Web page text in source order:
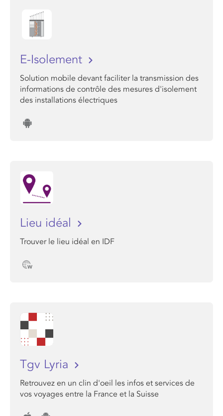
E-Isolement
Solution mobile devant faciliter la transmission des
informations de contrôle des mesures d'isolement
des installations électriques
Lieu idéal
Trouver le lieu idéal en IDF
Tgv Lyria
Retrouvez en un clin d'oeil les infos et services de
vos voyages entre la France et la Suisse